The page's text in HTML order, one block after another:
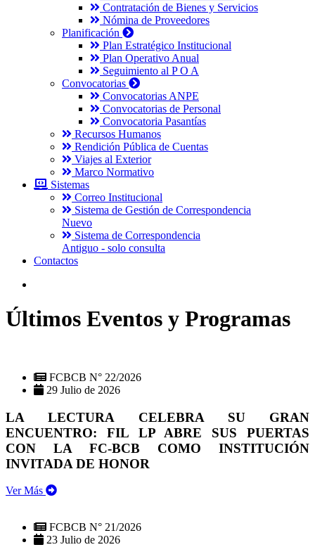
Contratación de Bienes y Servicios
Nómina de Proveedores
Planificación
Plan Estratégico Institucional
Plan Operativo Anual
Seguimiento al P O A
Convocatorias
Convocatorias ANPE
Convocatorias de Personal
Convocatoria Pasantías
Recursos Humanos
Rendición Pública de Cuentas
Viajes al Exterior
Marco Normativo
Sistemas
Correo Institucional
Sistema de Gestión de Correspondencia
Nuevo
Sistema de Correspondencia
Antiguo - solo consulta
Contactos
Últimos Eventos y Programas
FCBCB N° 22/2026
29 Julio de 2026
LA LECTURA CELEBRA SU GRAN
ENCUENTRO: FIL LP ABRE SUS PUERTAS
CON LA FC-BCB COMO INSTITUCIÓN
INVITADA DE HONOR
Ver Más
FCBCB N° 21/2026
23 Julio de 2026